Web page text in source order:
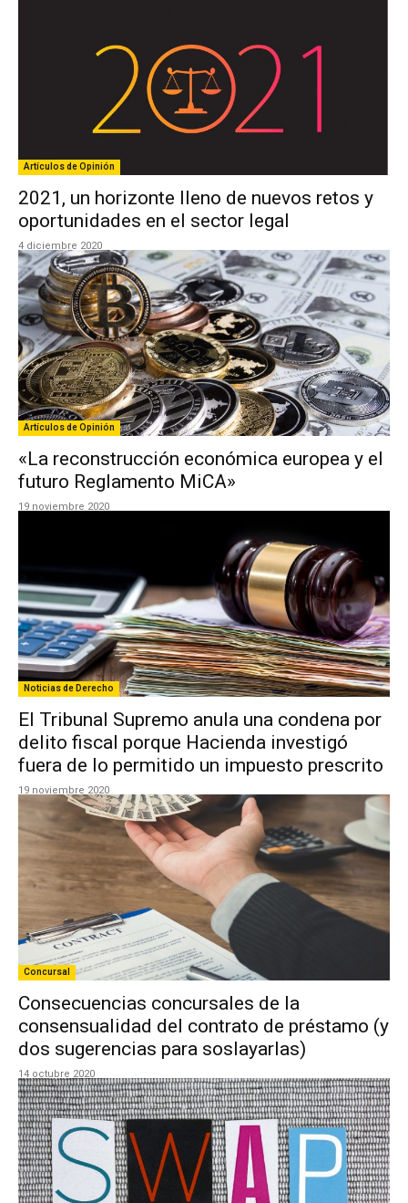
Artículos de Opinión
2021, un horizonte lleno de nuevos retos y
oportunidades en el sector legal
4 diciembre 2020
Artículos de Opinión
«La reconstrucción económica europea y el
futuro Reglamento MiCA»
19 noviembre 2020
Noticias de Derecho
El Tribunal Supremo anula una condena por
delito fiscal porque Hacienda investigó
fuera de lo permitido un impuesto prescrito
19 noviembre 2020
Concursal
Consecuencias concursales de la
consensualidad del contrato de préstamo (y
dos sugerencias para soslayarlas)
14 octubre 2020